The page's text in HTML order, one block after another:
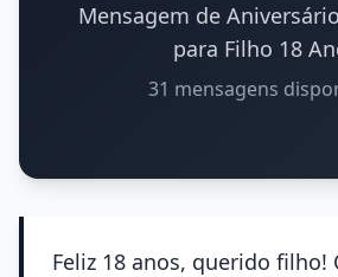
Mensagem de
para Filho 18
31 mensagens
Feliz 18 anos, querido filho!